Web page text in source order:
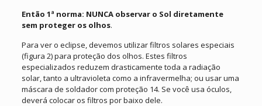
Então 1ª norma: NUNCA observar o Sol diretamente
sem proteger os olhos.
Para ver o eclipse, devemos utilizar filtros solares especiais
(figura 2) para proteção dos olhos. Estes filtros
especializados reduzem drasticamente toda a radiação
solar, tanto a ultravioleta como a infravermelha; ou usar uma
máscara de soldador com proteção 14. Se você usa óculos,
deverá colocar os filtros por baixo dele.